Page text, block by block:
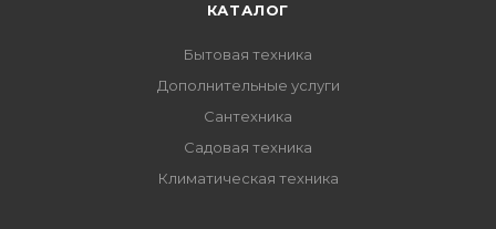
КАТАЛОГ
Бытовая техника
Дополнительные услуги
Сантехника
Садовая техника
Климатическая техника